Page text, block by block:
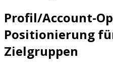
Profil/Account-
Positionierung
Zielgruppen